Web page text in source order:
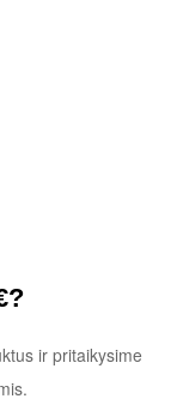
ir pritaikysime